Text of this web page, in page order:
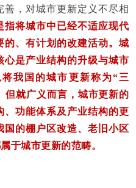
，对城市更新定义不尽相
指将城市中已经不适应现代
、有计划的改建活动。城
是产业结构的升级与城市
我国的城市更新称为“三
但就广义而言，城市更新的
功能体系及产业结构的更
的棚户区改造、老旧小区
于城市更新的范畴。